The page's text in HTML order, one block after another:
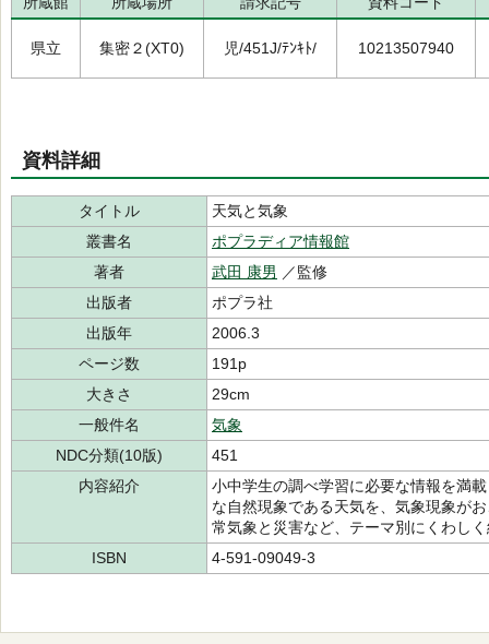
県立 集密２(XT0) 児/451J/ﾃﾝｷﾄ/ 10213507940
資料詳細
タイトル
天気と気象
叢書名
ポプラディア情報館
著者
武田 康男 ／監修
出版者
ポプラ社
出版年
2006.3
ページ数
191p
大きさ
29cm
一般件名
気象
NDC分類(10版)
451
内容紹介
小中学生の調べ学習に必要な情報を満
な自然現象である天気を、気象現象が
常気象と災害など、テーマ別にくわし
ISBN
4-591-09049-3